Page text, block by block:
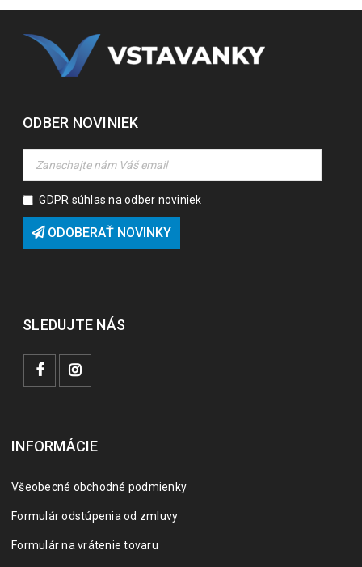
ODBER NOVINIEK
GDPR súhlas na odber noviniek
ODOBERAŤ NOVINKY
SLEDUJTE NÁS
INFORMÁCIE
Všeobecné obchodné podmienky
Formulár odstúpenia od zmluvy
Formulár na vrátenie tovaru